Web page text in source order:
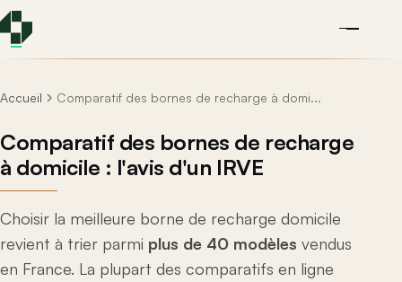
Accueil Comparatif des bornes de recharge à domi...
Comparatif des bornes de recharge
à domicile : l'avis d'un IRVE
Choisir la meilleure borne de recharge domicile
revient à trier parmi plus de 40 modèles vendus
en France. La plupart des comparatifs en ligne